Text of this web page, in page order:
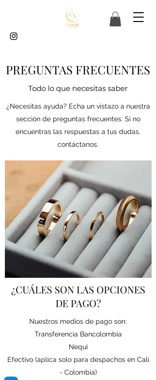
PREGUNTAS FRECUENTES
Todo lo que necesitas saber
¿Necesitas ayuda? Echa un vistazo a nuestra
sección de preguntas frecuentes. Si no
encuentras las respuestas a tus dudas,
contáctanos.
¿CUÁLES SON LAS OPCIONES
DE PAGO?
Nuestros medios de pago son:
Transferencia Bancolombia
Nequi
Efectivo (aplica solo para despachos en Cali
- Colombia)